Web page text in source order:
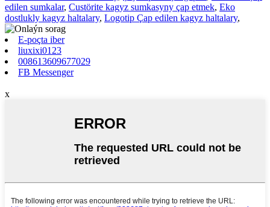
edilen sumkalar, Custörite kagyz sumkasyny çap etmek, Eko
dostlukly kagyz haltalary, Logotip Çap edilen kagyz haltalary,
E-poçta iber
liuxixi0123
008613609677029
FB Messenger
x